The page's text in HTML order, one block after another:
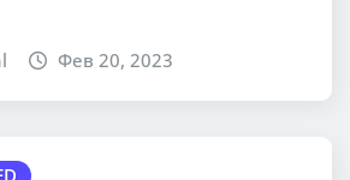
Фев 20, 2023